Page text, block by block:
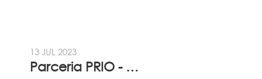
13 JUL 2023
Parceria PRIO - Viadireta - Goodafter...